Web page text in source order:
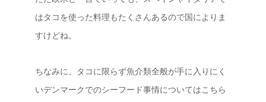
はタコを使った料理もたくさんあるので国によりま
すけどね。
ちなみに、タコに限らず魚介類全般が手に入りにく
いデンマークでのシーフード事情についてはこちら